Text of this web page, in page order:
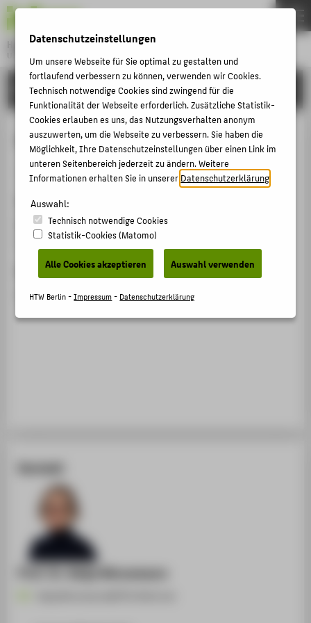
Hochschule für Technik und Wirtschaft Berlin
University of Applied Sciences
Menu
FORSCHUNG
Onlife Spaces
Veranstaltungsbeitrag › Vortrag › 2021
Veranstaltung
Neue Räume für die digitale Arbeit
ZIA Akademie, 05.05.2021
Ergänzende Angaben
Vortrag
Kontakt
Prof. Dr. Katja Ninnemann
THEMEN
HOCHSCHULE
CAMPUS
STUDIUM
LEHRE
KARRIERE
INTERNATIONAL
INFORMATIONEN FÜR
STUDIENINTERESSIERTE
ÜBER DIE HTW BERLIN
Datenschutzeinstellungen
Um unsere Webseite für Sie optimal zu gestalten und
fortlaufend verbessern zu können, verwenden wir Cookies.
Technisch notwendige Cookies sind zwingend für die
Funktionalität der Webseite erforderlich. Zusätzliche Statistik-
Cookies erlauben es uns, das Nutzungsverhalten anonym
auszuwerten, um die Webseite zu verbessern. Sie haben die
Möglichkeit, Ihre Datenschutzeinstellungen über einen Link im
unteren Seitenbereich jederzeit zu ändern. Weitere
Informationen erhalten Sie in unsererDatenschutzerklärung
Auswahl:
Technisch notwendige Cookies
Statistik-Cookies (Matomo)
Alle Cookies akzeptieren Auswahl verwenden
HTW Berlin -Impressum- Datenschutzerklärung